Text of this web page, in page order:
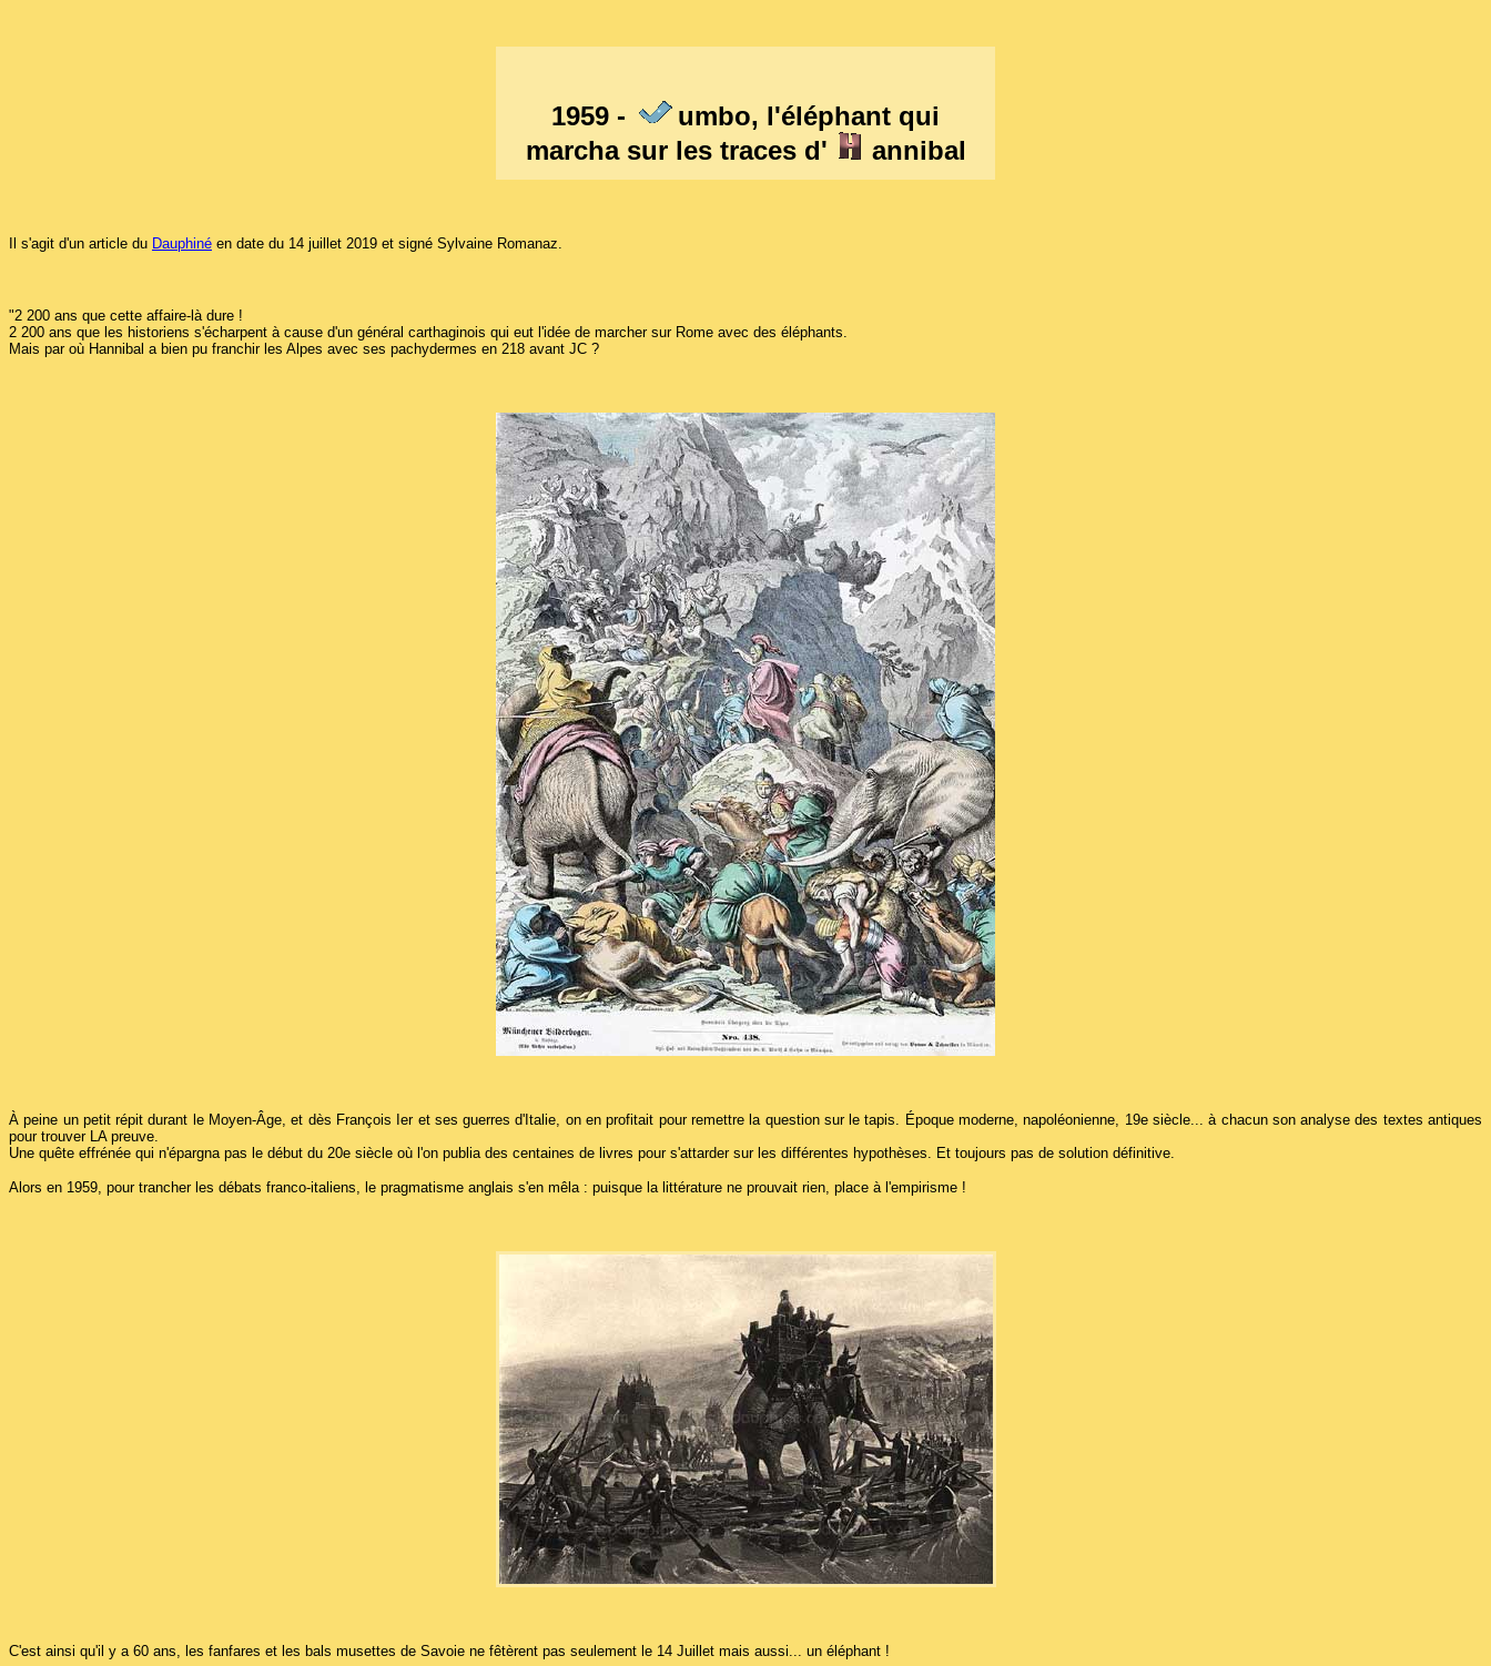
1959 -
umbo, l'éléphant qui
marcha sur les traces d'
annibal
Il s'agit d'un article du Dauphiné en date du 14 juillet 2019 et signé Sylvaine Romanaz.
"2 200 ans que cette affaire-là dure !
2 200 ans que les historiens s'écharpent à cause d'un général carthaginois qui eut l'idée de marcher sur Rome avec des éléphants.
Mais par où Hannibal a bien pu franchir les Alpes avec ses pachydermes en 218 avant JC ?
À peine un petit répit durant le Moyen-Âge, et dès François Ier et ses guerres d'Italie, on en profitait pour remettre la question sur le tapis. Époque moderne, napoléonienne, 19e siècle... à chacun son analyse des textes antiques
pour trouver LA preuve.
Une quête effrénée qui n'épargna pas le début du 20e siècle où l'on publia des centaines de livres pour s'attarder sur les différentes hypothèses. Et toujours pas de solution définitive.
Alors en 1959, pour trancher les débats franco-italiens, le pragmatisme anglais s'en mêla : puisque la littérature ne prouvait rien, place à l'empirisme !
C'est ainsi qu'il y a 60 ans, les fanfares et les bals musettes de Savoie ne fêtèrent pas seulement le 14 Juillet mais aussi... un éléphant !